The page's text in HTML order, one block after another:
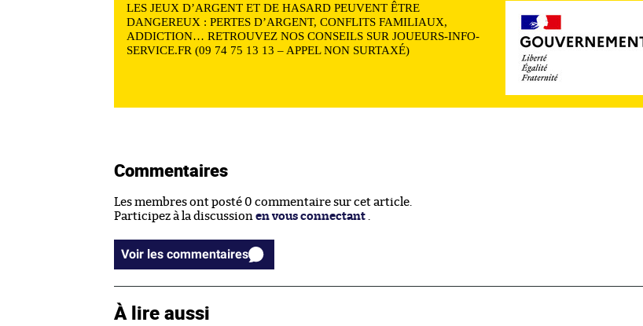
LES JEUX D’ARGENT ET DE HASARD PEUVENT ÊTRE
DANGEREUX : PERTES D’ARGENT, CONFLITS FAMILIAUX,
ADDICTION… RETROUVEZ NOS CONSEILS SUR JOUEURS-INFO-
SERVICE.FR (09 74 75 13 13 – APPEL NON SURTAXÉ)
Commentaires
Les membres ont posté 0 commentaire sur cet article.
Participez à la discussion en vous connectant
Voir les commentaires
À lire aussi